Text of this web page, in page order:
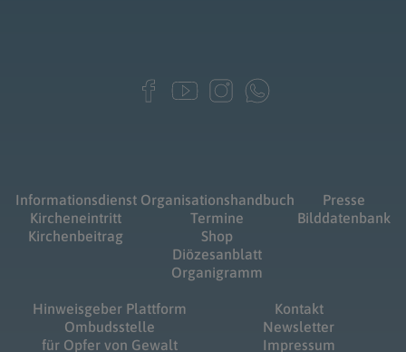
Informationsdienst
Kircheneintritt
Kirchenbeitrag
Organisationshandbuch
Termine
Shop
Diözesanblatt
Organigramm
Presse
Bilddatenbank
Hinweisgeber Plattform
Ombudsstelle
für Opfer von Gewalt
Kontakt
Newsletter
Impressum